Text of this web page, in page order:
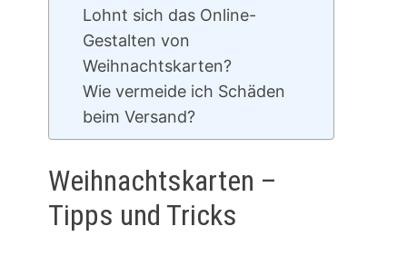
Lohnt sich das Online-
Gestalten von
Weihnachtskarten?
Wie vermeide ich Schäden
beim Versand?
Weihnachtskarten –
Tipps und Tricks